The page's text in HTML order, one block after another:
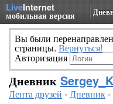
LiveInternet
мобильная версия
Вы были
страницы. Вернуться!
Авторизация
Дневник
Лента друзей -Дневник-